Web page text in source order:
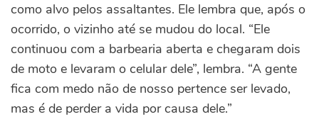
como alvo pelos assaltantes. Ele lembra que, após o
ocorrido, o vizinho até se mudou do local. “Ele
continuou com a barbearia aberta e chegaram dois
de moto e levaram o celular dele”, lembra. “A gente
fica com medo não de nosso pertence ser levado,
mas é de perder a vida por causa dele.”